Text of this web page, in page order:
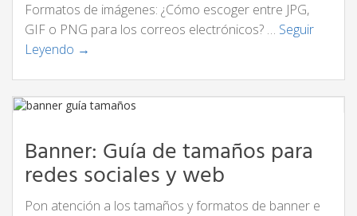
Formatos de imágenes: ¿Cómo escoger entre JPG,
GIF o PNG para los correos electrónicos? … Seguir
Leyendo →
Banner: Guía de tamaños para
redes sociales y web
Pon atención a los tamaños y formatos de banner e